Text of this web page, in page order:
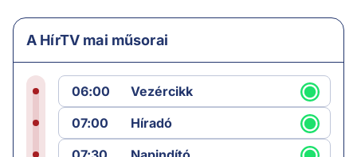
A HírTV mai műsorai
06:00
Vezércikk
07:00
Híradó